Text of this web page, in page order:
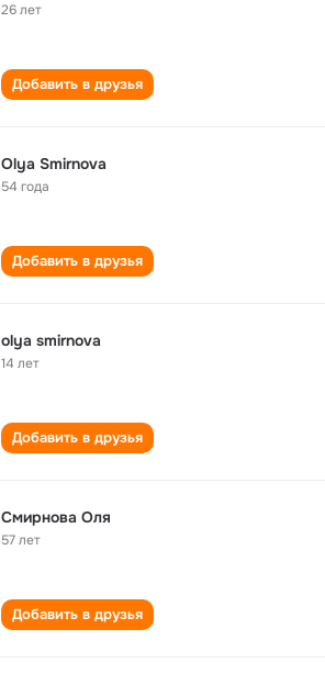
26 лет
Добавить в друзья
Olya Smirnova
54 года
Добавить в друзья
olya smirnova
14 лет
Добавить в друзья
Смирнова Оля
57 лет
Добавить в друзья